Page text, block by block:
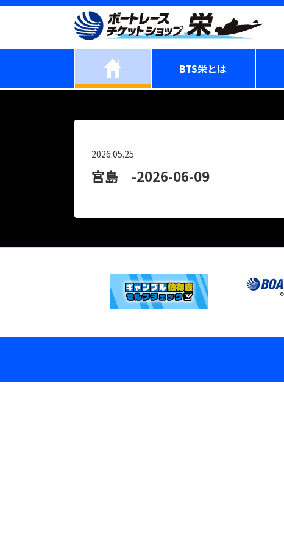
BTS栄とは
2026.05.25
宮島 -2026-06-09